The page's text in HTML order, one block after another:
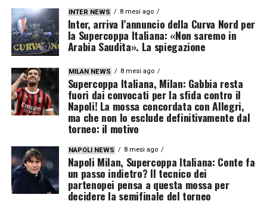
INTER NEWS 8 mesi ago
Inter, arriva l’annuncio della Curva Nord per
la Supercoppa Italiana: «Non saremo in
Arabia Saudita». La spiegazione
MILAN NEWS 8 mesi ago
Supercoppa Italiana, Milan: Gabbia resta
fuori dai convocati per la sfida contro il
Napoli! La mossa concordata con Allegri,
ma che non lo esclude definitivamente dal
torneo: il motivo
NAPOLI NEWS 8 mesi ago
Napoli Milan, Supercoppa Italiana: Conte fa
un passo indietro? Il tecnico dei
partenopei pensa a questa mossa per
decidere la semifinale del torneo